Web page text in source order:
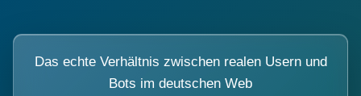
Das echte Verhältnis zwischen realen Usern und
Bots im deutschen Web